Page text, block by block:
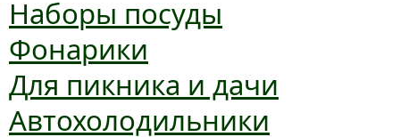
Наборы посуды
Фонарики
Для пикника и дачи
Автохолодильники